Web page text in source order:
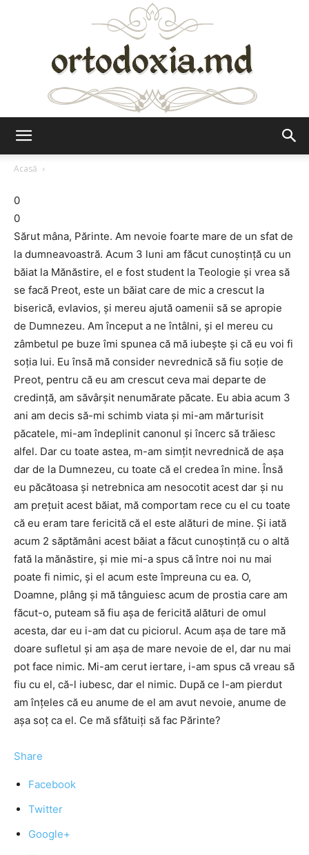
Acasă
0
0
Sărut mâna, Părinte. Am nevoie foarte mare de un sfat de
la dumneavoastră. Acum 3 luni am făcut cunoștință cu un
băiat la Mănăstire, el e fost student la Teologie și vrea să
se facă Preot, este un băiat care de mic a crescut la
biserică, evlavios, și mereu ajută oamenii să se apropie
de Dumnezeu. Am început a ne întâlni, și el mereu cu
zâmbetul pe buze îmi spunea că mă iubește și că eu voi fi
soția lui. Eu însă mă consider nevrednică să fiu soție de
Preot, pentru că eu am crescut ceva mai departe de
credință, am săvârșit nenumărate păcate. Eu abia acum 3
ani am decis să-mi schimb viata și mi-am mărturisit
păcatele, mi-am îndeplinit canonul și încerc să trăiesc
alfel. Dar cu toate astea, m-am simțit nevrednică de așa
dar de la Dumnezeu, cu toate că el credea în mine. Însă
eu păcătoasa și netrebnica am nesocotit acest dar și nu
am prețuit acest băiat, mă comportam rece cu el cu toate
că eu eram tare fericită că el este alături de mine. Și iată
acum 2 săptămâni acest băiat a făcut cunoștință cu o altă
fată la mănăstire, și mie mi-a spus că între noi nu mai
poate fi nimic, și el acum este împreuna cu ea. O,
Doamne, plâng și mă tânguiesc acum de prostia care am
făcut-o, puteam să fiu așa de fericită alături de omul
acesta, dar eu i-am dat cu piciorul. Acum așa de tare mă
doare sufletul și am așa de mare nevoie de el, dar nu mai
pot face nimic. Mi-am cerut iertare, i-am spus că vreau să
fiu cu el, că-l iubesc, dar el nimic. După ce l-am pierdut
am înțeles că eu anume de el am avut nevoie, anume de
așa soț ca el. Ce mă sfătuiți să fac Părinte?
Share
Facebook
Twitter
Google+